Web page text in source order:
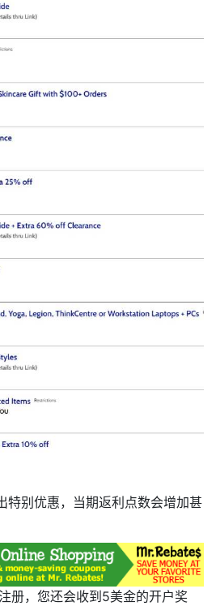
特别优惠，当期返利点数会增加甚
册，您还会收到5美金的开户奖